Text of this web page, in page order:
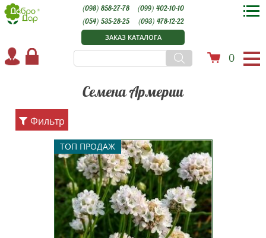
ЗАКАЗ КАТАЛОГА
0
(098) 858-27-78
(099) 402-10-10
(054) 535-28-25
(093) 478-12-22
Семена Армерии
ТОП ПРОДАЖ
Многолетнее травянистое
растение высотой 15-20 см.
Наиболее ранняя, обильно
цветущая и однородная серия по
сравнению с традиционными
сортами. Куст образует плотную
розетку узких листьев с
прямостоячими цветоносами,
увенчанными...
Фильтр